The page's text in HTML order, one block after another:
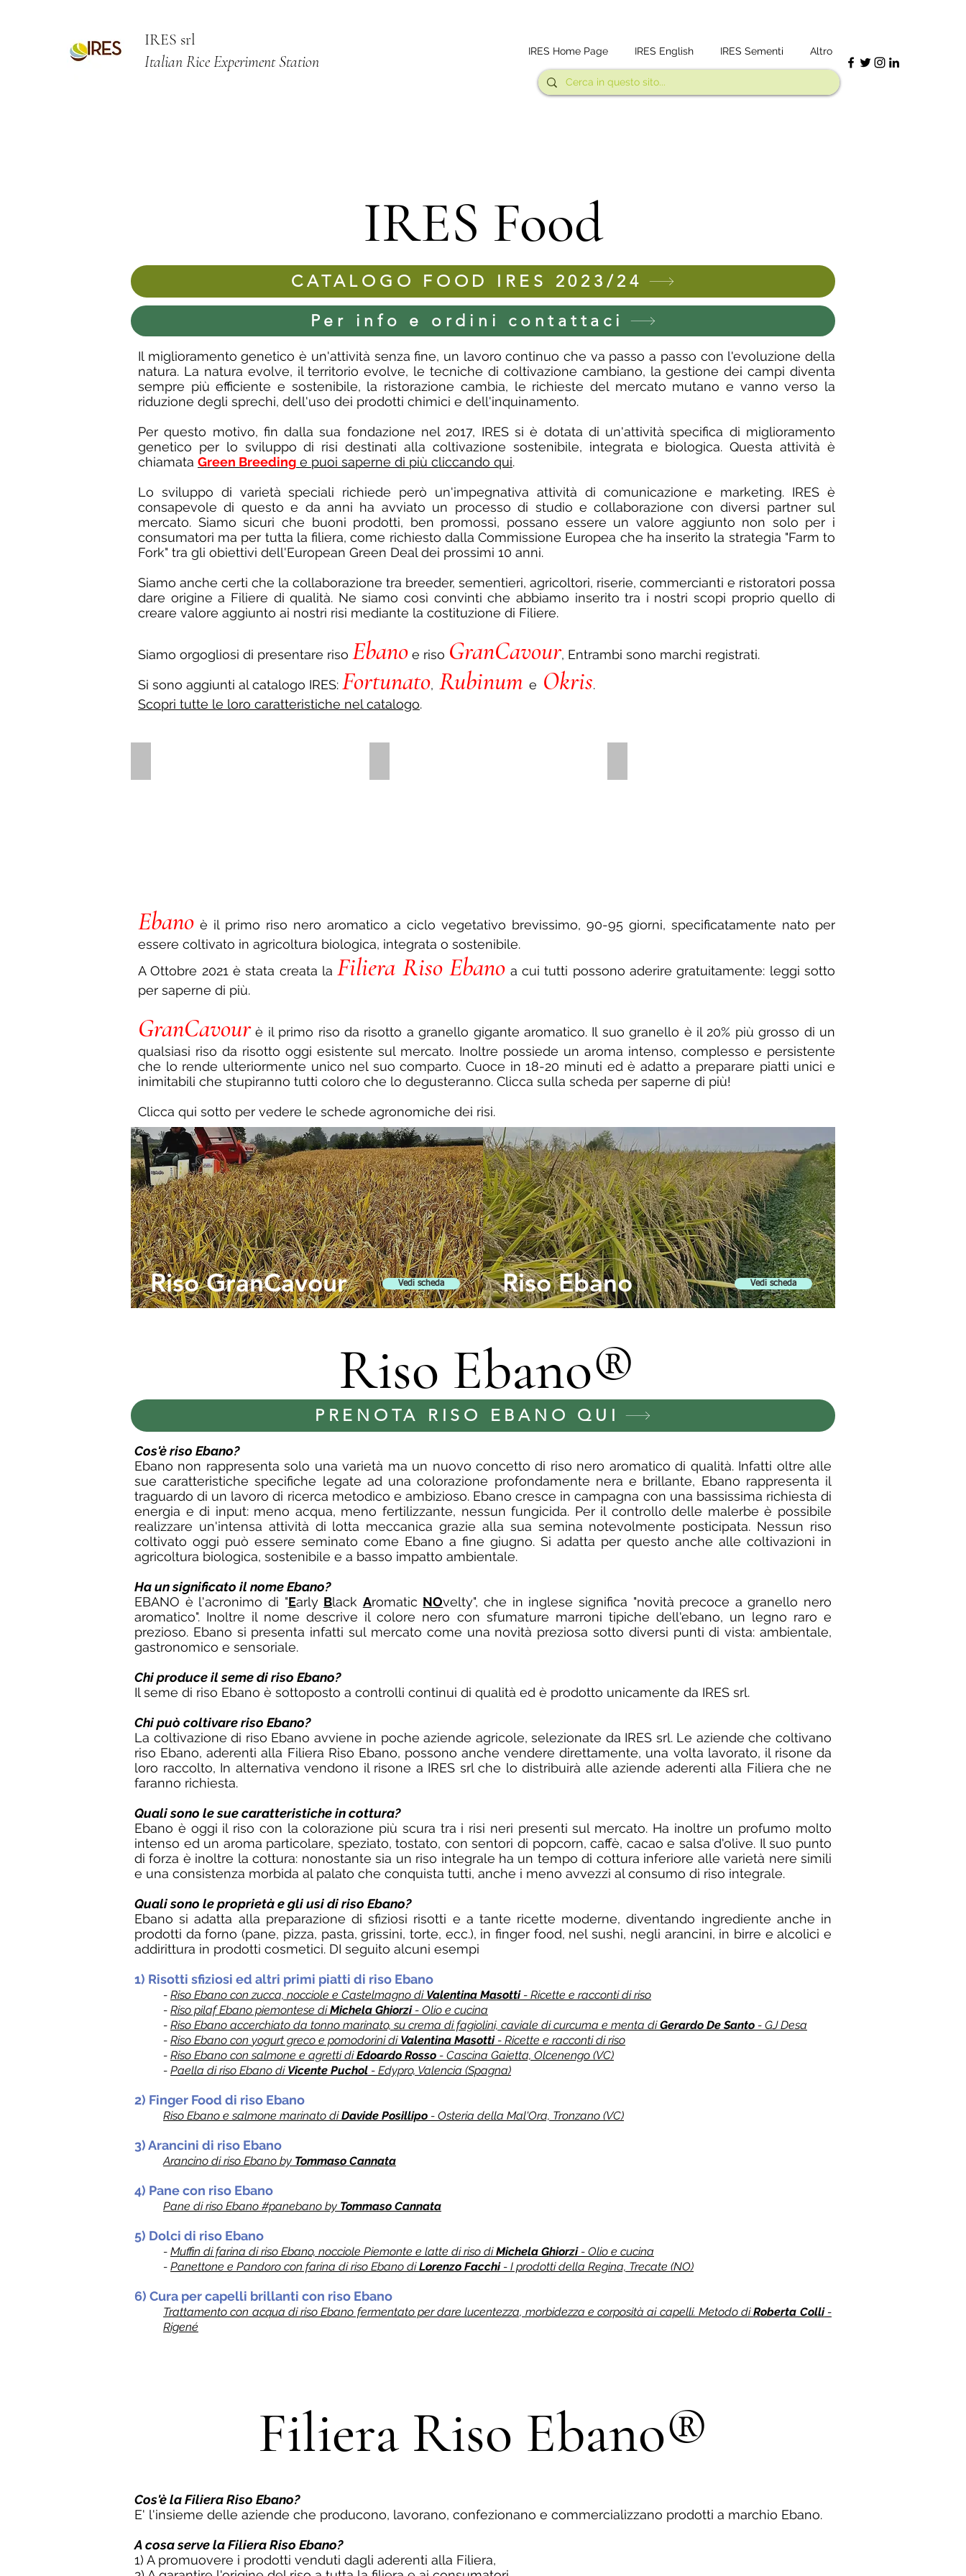
IRES srl
Italian Rice Experiment Station
IRES Home Page IRES English IRES Sementi Altro
IRES Food
CATALOGO FOOD IRES 2023/24
Per info e ordini contattaci
Il miglioramento genetico è un'attività senza fine, un lavoro continuo che va passo a passo con l'evoluzione della
natura. La natura evolve, il territorio evolve, le tecniche di coltivazione cambiano, la gestione dei campi diventa
sempre più efficiente e sostenibile, la ristorazione cambia, le richieste del mercato mutano e vanno verso la
riduzione degli sprechi, dell'uso dei prodotti chimici e dell'inquinamento.
Per questo motivo, fin dalla sua fondazione nel 2017, IRES si è dotata di un'attività specifica di miglioramento
genetico per lo sviluppo di risi destinati alla coltivazione sostenibile, integrata e biologica. Questa attività è
chiamata Green Breeding e puoi saperne di più cliccando qui.
Lo sviluppo di varietà speciali richiede però un'impegnativa attività di comunicazione e marketing. IRES è
consapevole di questo e da anni ha avviato un processo di studio e collaborazione con diversi partner sul
mercato. Siamo sicuri che buoni prodotti, ben promossi, possano essere un valore aggiunto non solo per i
consumatori ma per tutta la filiera, come richiesto dalla Commissione Europea che ha inserito la strategia "Farm to
Fork" tra gli obiettivi dell'European Green Deal dei prossimi 10 anni.
Siamo anche certi che la collaborazione tra breeder, sementieri, agricoltori, riserie, commercianti e ristoratori possa
dare origine a Filiere di qualità. Ne siamo così convinti che abbiamo inserito tra i nostri scopi proprio quello di
creare valore aggiunto ai nostri risi mediante la costituzione di Filiere.
Siamo orgogliosi di presentare riso Ebano e riso GranCavour, Entrambi sono marchi registrati.
Si sono aggiunti al catalogo IRES: Fortunato, Rubinum e Okris.
Scopri tutte le loro caratteristiche nel catalogo.
Ebano è il primo riso nero aromatico a ciclo vegetativo brevissimo, 90-95 giorni, specificatamente nato per
essere coltivato in agricoltura biologica, integrata o sostenibile.
A Ottobre 2021 è stata creata la Filiera Riso Ebano a cui tutti possono aderire gratuitamente: leggi sotto
per saperne di più.
GranCavourè il primo riso da risotto a granello gigante aromatico. Il suo granello è il 20% più grosso di un
qualsiasi riso da risotto oggi esistente sul mercato. Inoltre possiede un aroma intenso, complesso e persistente
che lo rende ulteriormente unico nel suo comparto. Cuoce in 18-20 minuti ed è adatto a preparare piatti unici e
inimitabili che stupiranno tutti coloro che lo degusteranno. Clicca sulla scheda per saperne di più!
Clicca qui sotto per vedere le schede agronomiche dei risi.
Riso GranCavour Vedi scheda Riso Ebano Vedi scheda
Riso Ebano®
PRENOTA RISO EBANO QUI
Cos'è riso Ebano?
Ebano non rappresenta solo una varietà ma un nuovo concetto di riso nero aromatico di qualità. Infatti oltre alle
sue caratteristiche specifiche legate ad una colorazione profondamente nera e brillante, Ebano rappresenta il
traguardo di un lavoro di ricerca metodico e ambizioso. Ebano cresce in campagna con una bassissima richiesta di
energia e di input: meno acqua, meno fertilizzante, nessun fungicida. Per il controllo delle malerbe è possibile
realizzare un'intensa attività di lotta meccanica grazie alla sua semina notevolmente posticipata. Nessun riso
coltivato oggi può essere seminato come Ebano a fine giugno. Si adatta per questo anche alle coltivazioni in
agricoltura biologica, sostenibile e a basso impatto ambientale.
Ha un significato il nome Ebano?
EBANO è l'acronimo di "Early Black Aromatic NOvelty", che in inglese significa "novità precoce a granello nero
aromatico". Inoltre il nome descrive il colore nero con sfumature marroni tipiche dell'ebano, un legno raro e
prezioso. Ebano si presenta infatti sul mercato come una novità preziosa sotto diversi punti di vista: ambientale,
gastronomico e sensoriale.
Chi produce il seme di riso Ebano?
Il seme di riso Ebano è sottoposto a controlli continui di qualità ed è prodotto unicamente da IRES srl.
Chi può coltivare riso Ebano?
La coltivazione di riso Ebano avviene in poche aziende agricole, selezionate da IRES srl. Le aziende che coltivano
riso Ebano, aderenti alla Filiera Riso Ebano, possono anche vendere direttamente, una volta lavorato, il risone da
loro raccolto, In alternativa vendono il risone a IRES srl che lo distribuirà alle aziende aderenti alla Filiera che ne
faranno richiesta.
Quali sono le sue caratteristiche in cottura?
Ebano è oggi il riso con la colorazione più scura tra i risi neri presenti sul mercato. Ha inoltre un profumo molto
intenso ed un aroma particolare, speziato, tostato, con sentori di popcorn, caffè, cacao e salsa d'olive. Il suo punto
di forza è inoltre la cottura: nonostante sia un riso integrale ha un tempo di cottura inferiore alle varietà nere simili
e una consistenza morbida al palato che conquista tutti, anche i meno avvezzi al consumo di riso integrale.
Quali sono le proprietà e gli usi di riso Ebano?
Ebano si adatta alla preparazione di sfiziosi risotti e a tante ricette moderne, diventando ingrediente anche in
prodotti da forno (pane, pizza, pasta, grissini, torte, ecc.), in finger food, nel sushi, negli arancini, in birre e alcolici e
addirittura in prodotti cosmetici. DI seguito alcuni esempi
1) Risotti sfiziosi ed altri primi piatti di riso Ebano
- Riso Ebano con zucca, nocciole e Castelmagno di Valentina Masotti- Ricette e racconti di riso
- Riso pilaf Ebano piemontese diMichela Ghiorzi- Olio e cucina
- Riso Ebano accerchiato da tonno marinato, su crema di fagiolini, caviale di curcuma e menta diGerardo De Santo - GJ Desa
- Riso Ebano con yogurt greco e pomodorini di Valentina Masotti- Ricette e racconti di riso
- Riso Ebano con salmone e agretti diEdoardo Rosso - Cascina Gaietta, Olcenengo (VC)
- Paella di riso Ebano di Vicente Puchol - Edypro, Valencia (Spagna)
2) Finger Food di riso Ebano
Riso Ebano e salmone marinato diDavide Posillipo - Osteria della Mal'Ora, Tronzano (VC)
3) Arancini di riso Ebano
Arancino di riso Ebano by Tommaso Cannata
4) Pane con riso Ebano
Pane di riso Ebano #panebano by Tommaso Cannata
5) Dolci di riso Ebano
- Muffin di farina di riso Ebano, nocciole Piemonte e latte di riso diMichela Ghiorzi- Olio e cucina
- Panettone e Pandoro con farina di riso Ebano diLorenzo Facchi - I prodotti della Regina, Trecate (NO)
6) Cura per capelli brillanti con riso Ebano
Trattamento con acqua di riso Ebano fermentato per dare lucentezza, morbidezza e corposità ai capelli. Metodo diRoberta Colli-
Rigené
Filiera Riso Ebano®
Cos'è la Filiera Riso Ebano?
E' l'insieme delle aziende che producono, lavorano, confezionano e commercializzano prodotti a marchio Ebano.
A cosa serve la Filiera Riso Ebano?
1) A promuovere i prodotti venduti dagli aderenti alla Filiera,